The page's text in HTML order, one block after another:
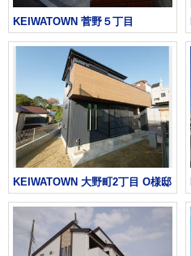
KEIWATOWN 菅野５丁目
KEIWATOWN 大野町2丁目 O様邸